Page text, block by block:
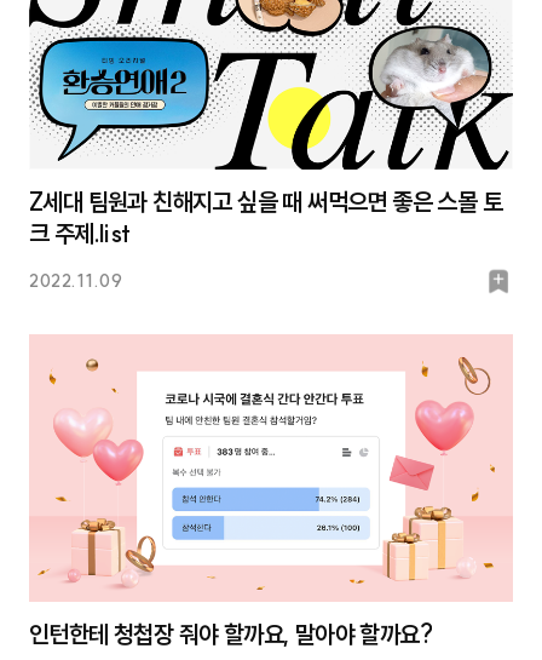
Z세대 팀원과 친해지고 싶을 때 써먹으면 좋은 스몰 토
크 주제.list
2022.11.09
북
인턴한테 청첩장 줘야 할까요, 말아야 할까요?